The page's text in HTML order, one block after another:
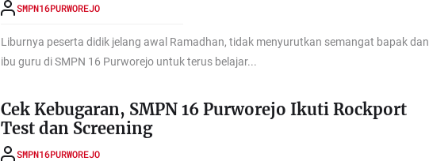
SMPN16PURWOREJO
Liburnya peserta didik jelang awal Ramadhan, tidak menyurutkan semangat bapak dan
ibu guru di SMPN 16 Purworejo untuk terus belajar...
Cek Kebugaran, SMPN 16 Purworejo Ikuti Rockport
Test dan Screening
SMPN16PURWOREJO